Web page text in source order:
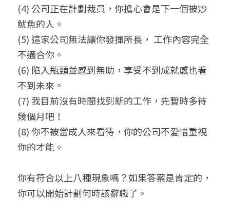
(4) 公司正在計劃裁員，你擔心會是下一個被炒
魷魚的人。
(5) 這家公司無法讓你發揮所長， 工作內容完全
不適合你。
(6) 陷入瓶頸並感到無助，享受不到成就感也看
不到未來。
(7) 我目前沒有時間找到新的工作，先暫時多待
幾個月吧！
(8) 你不被當成人來看待，你的公司不愛惜重視
你的才能。
你有符合以上八種現象嗎？如果答案是肯定的，
你可以開始計劃何時該辭職了。